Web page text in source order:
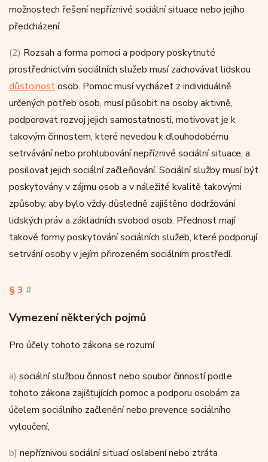
možnostech řešení nepříznivé sociální situace nebo jejího
předcházení.
(2) Rozsah a forma pomoci a podpory poskytnuté
prostřednictvím sociálních služeb musí zachovávat lidskou
důstojnostosob. Pomoc musí vycházet z individuálně
určených potřeb osob, musí působit na osoby aktivně,
podporovat rozvoj jejich samostatnosti, motivovat je k
takovým činnostem, které nevedou k dlouhodobému
setrvávání nebo prohlubování nepříznivé sociální situace, a
posilovat jejich sociální začleňování. Sociální služby musí být
poskytovány v zájmu osob a v náležité kvalitě takovými
způsoby, aby bylo vždy důsledně zajištěno dodržování
lidských práv a základních svobod osob. Přednost mají
takové formy poskytování sociálních služeb, které podporují
setrvání osoby v jejím přirozeném sociálním prostředí.
§ 3 #
Vymezení některých pojmů
Pro účely tohoto zákona se rozumí
a) sociální službou činnost nebo soubor činností podle
tohoto zákona zajišťujících pomoc a podporu osobám za
účelem sociálního začlenění nebo prevence sociálního
vyloučení,
b) nepříznivou sociální situací oslabení nebo ztráta